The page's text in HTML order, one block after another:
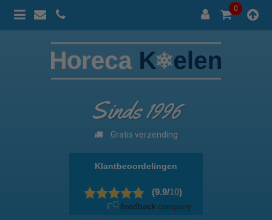
0
Sinds 1996
Gratis verzending